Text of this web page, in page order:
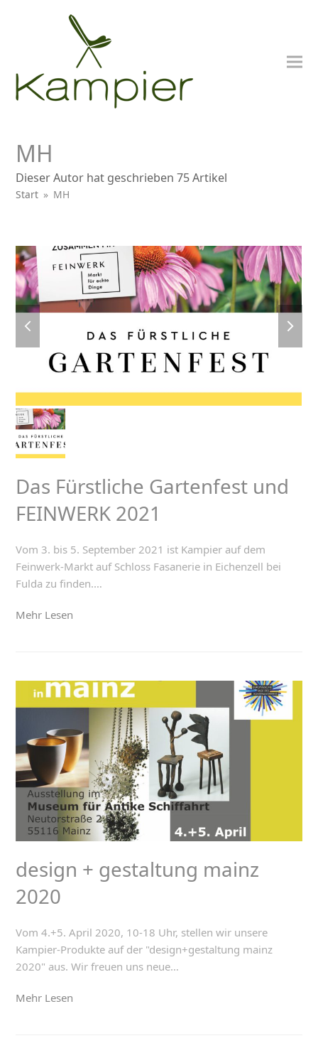
MH
Dieser Autor hat geschrieben 75 Artikel
Start » MH
previous
slide
next
slide
Das Fürstliche Gartenfest und
FEINWERK 2021
Vom 3. bis 5. September 2021 ist Kampier auf dem
Feinwerk-Markt auf Schloss Fasanerie in Eichenzell bei
Fulda zu finden.…
Mehr Lesen
design + gestaltung mainz
2020
Vom 4.+5. April 2020, 10-18 Uhr, stellen wir unsere
Kampier-Produkte auf der "design+gestaltung mainz
2020" aus. Wir freuen uns neue…
Mehr Lesen